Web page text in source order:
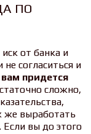
ПО
от банка и
согласиться и
вам придется
сложно,
же выработать
вы до этого